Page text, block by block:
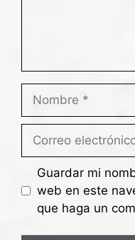
Guardar mi
web en este
que haga un